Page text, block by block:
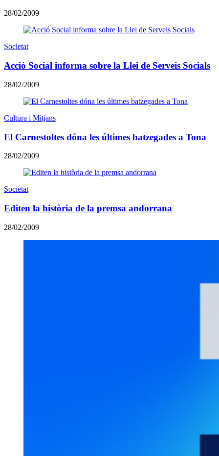
28/02/2009
Societat
Acció Social informa sobre la Llei de Serveis Socials
28/02/2009
Cultura i Mitjans
El Carnestoltes dóna les últimes batzegades a Tona
28/02/2009
Societat
Editen la història de la premsa andorrana
28/02/2009